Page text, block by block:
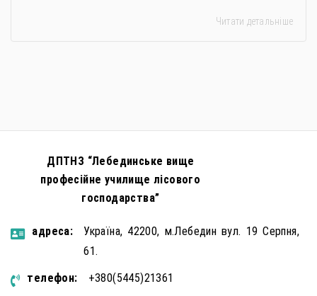
застосовується метод використання дітей у
Читати детальніше
ДПТНЗ “Лебединське вище
професійне училище лісового
господарства”
aдресa:
Україна, 42200, м.Лебедин вул. 19 Серпня,
61.
телефон:
+380(5445)21361